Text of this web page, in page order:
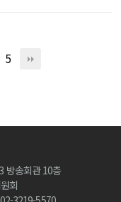
5
방송회관 10층
회